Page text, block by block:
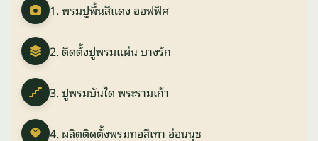
1. พรมปูพื้นสีแดง ออฟฟิศ
2. ติดตั้งปูพรมแผ่น บางรัก
3. ปูพรมบันได พระรามเก้า
4. ผลิตติดตั้งพรมทอสีเทา อ่อนนุช